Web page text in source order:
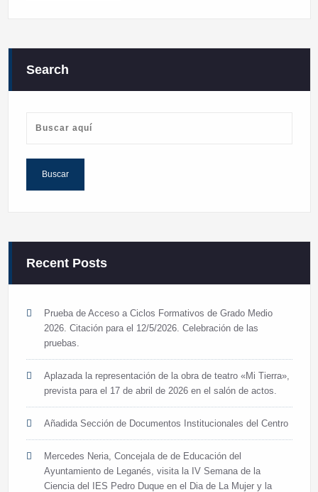
Search
Recent Posts
Prueba de Acceso a Ciclos Formativos de Grado Medio
2026. Citación para el 12/5/2026. Celebración de las
pruebas.
Aplazada la representación de la obra de teatro «Mi Tierra»,
prevista para el 17 de abril de 2026 en el salón de actos.
Añadida Sección de Documentos Institucionales del Centro
Mercedes Neria, Concejala de de Educación del
Ayuntamiento de Leganés, visita la IV Semana de la
Ciencia del IES Pedro Duque en el Dia de La Mujer y la